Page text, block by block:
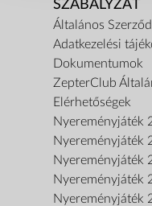
SZABÁLYZAT
Általános
Adatkezelési
Dokumentumok
ZepterClub
Elérhetőségek
Nyereményjáték
Nyereményjáték
Nyereményjáték
Nyereményjáték
Nyereményjáték